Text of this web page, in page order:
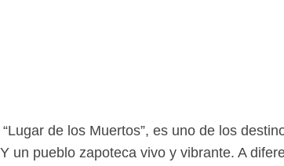
de los Muertos”, es uno de los
pueblo zapoteca vivo y vibrante. A